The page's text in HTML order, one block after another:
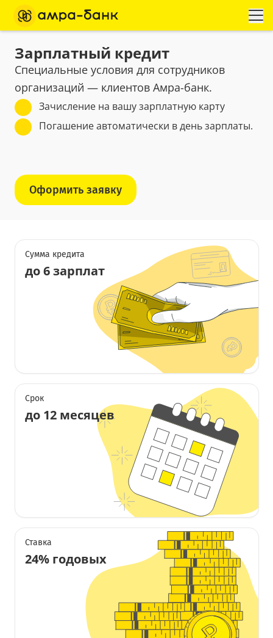
Зарплатный кредит
Специальные условия для сотрудников
организаций — клиентов Амра-банк.
Зачисление на вашу зарплатную карту
Погашение автоматически в день зарплаты.
Оформить заявку
Сумма кредита
до 6 зарплат
Срок
до 12 месяцев
Ставка
24% годовых